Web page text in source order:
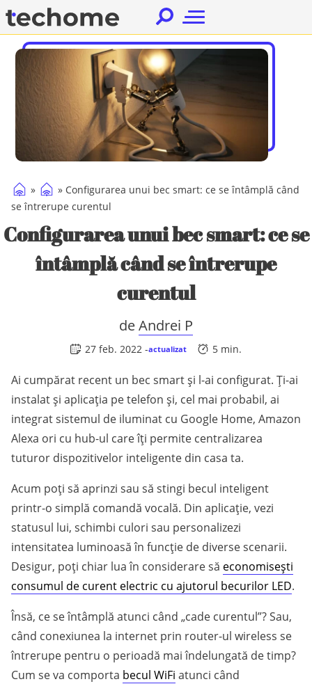
Casa ta inteligenta
Caută
după:
» » Configurarea unui bec smart: ce se întâmplă când
se întrerupe curentul
Configurarea unui bec smart: ce se
întâmplă când se întrerupe
curentul
deAndrei P
27 feb. 2022 -actualizat 5 min.
Ai cumpărat recent un bec smart și l-ai configurat. Ți-ai
instalat și aplicația pe telefon și, cel mai probabil, ai
integrat sistemul de iluminat cu Google Home, Amazon
Alexa ori cu hub-ul care îți permite centralizarea
tuturor dispozitivelor inteligente din casa ta.
Acum poți să aprinzi sau să stingi becul inteligent
printr-o simplă comandă vocală. Din aplicație, vezi
statusul lui, schimbi culori sau personalizezi
intensitatea luminoasă în funcție de diverse scenarii.
Desigur, poți chiar lua în considerare să economisești
consumul de curent electric cu ajutorul becurilor LED.
Însă, ce se întâmplă atunci când „cade curentul”? Sau,
când conexiunea la internet prin router-ul wireless se
întrerupe pentru o perioadă mai îndelungată de timp?
Cum se va comporta becul WiFi atunci când